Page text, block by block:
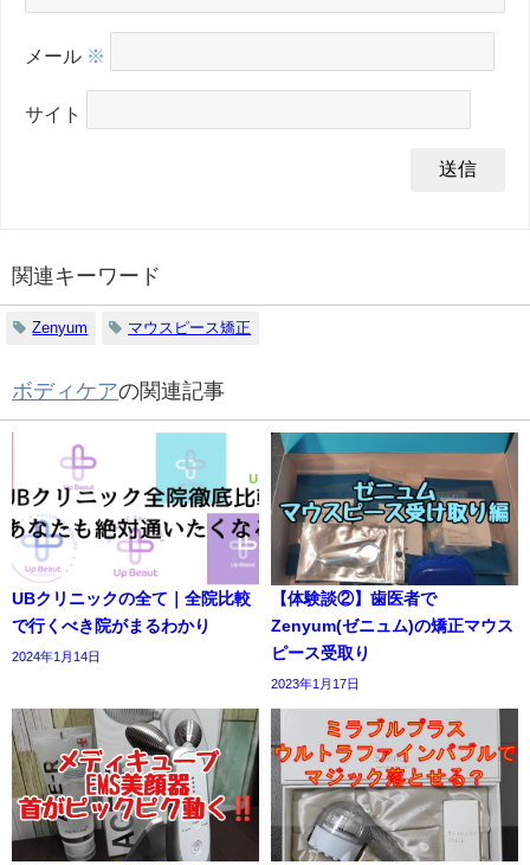
メール ※
サイト
関連キーワード
Zenyum マウスピース矯正
ボディケアの関連記事
UBクリニックの全て｜全院比較
で行くべき院がまるわかり
2024年1月14日
【体験談②】歯医者で
Zenyum(ゼニュム)の矯正マウス
ピース受取り
2023年1月17日